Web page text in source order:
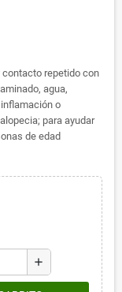
repetido con
agua,
o
para ayudar
de edad
add